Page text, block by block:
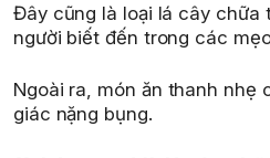
Đây cũng là loại lá cây chữa
người biết đến trong các
Ngoài ra, món ăn thanh nhẹ
giác nặng bụng.